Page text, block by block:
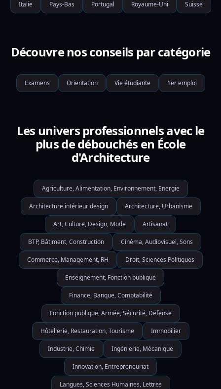
Italie Pays-Bas Portugal Royaume-Uni Suisse
Découvre nos conseils par catégorie
Examens Orientation Vie étudiante 1er emploi
Les univers professionnels avec le
plus de débouchés en École
d'Architecture
Agriculture, Alimentation, Environnement, Energie
Architecture intérieur design Architecture, Urbanisme
Art, Culture, Design, Mode Artisanat
BTP, Bâtiment, Construction Cinéma, Audiovisuel, Sons
Commerce, Management, RH Droit, Sciences Politiques
Enseignement, Fonction publique
Finance, Banque, Comptabilité
Fonction publique, Armée, Sécurité, Défense
Hôtellerie, Restauration, Tourisme Immobilier
Industrie, Chimie Ingénierie, Mécanique
Innovation, Entrepreneuriat
Langues, Sciences Humaines, Lettres